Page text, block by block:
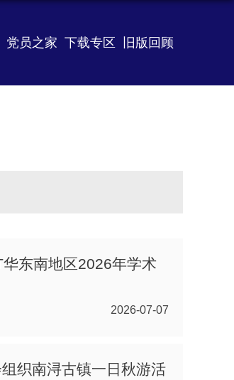
党员之家 下载专区 旧版回顾
东南地区2026年学术
2026-07-07
织南浔古镇一日秋游活